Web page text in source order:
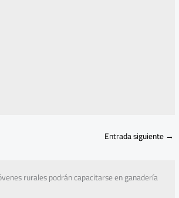
Entrada siguiente→
rurales podrán capacitarse en ganadería